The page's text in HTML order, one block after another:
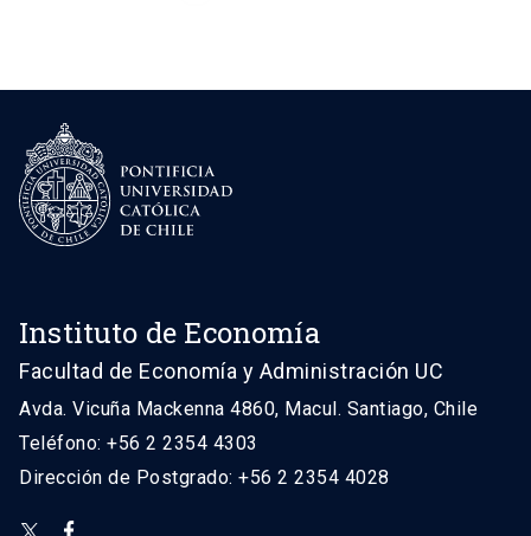
Instituto de Economía
Facultad de Economía y Administración UC
Avda. Vicuña Mackenna 4860, Macul. Santiago, Chile
Teléfono: +56 2 2354 4303
Dirección de Postgrado: +56 2 2354 4028